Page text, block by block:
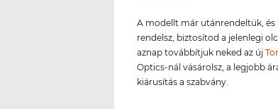
A modellt már utánrendeltük,
rendelsz, biztosítod a jelenlegi
aznap továbbítjuk neked az új
Optics-nál vásárolsz, a legjobb
kiárusítás a szabvány.